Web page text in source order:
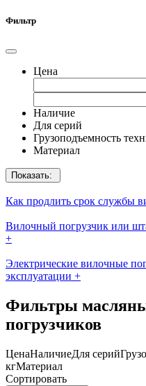
Фильтр
Цена
Наличие
Для серий
Грузоподъемность
Материал
Показать:
Как продлить срок службы
Вилочный погрузчик или
+
Электрические вилочные
эксплуатации +
Фильтры
погрузчиков
ЦенаНаличиеДля серий
кгМатериал
Сортировать